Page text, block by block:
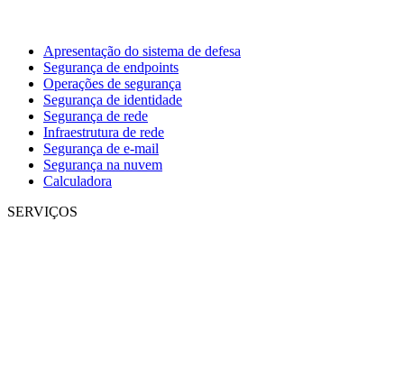
Apresentação do sistema de defesa
Segurança de endpoints
Operações de segurança
Segurança de identidade
Segurança de rede
Infraestrutura de rede
Segurança de e-mail
Segurança na nuvem
Calculadora
SERVIÇOS